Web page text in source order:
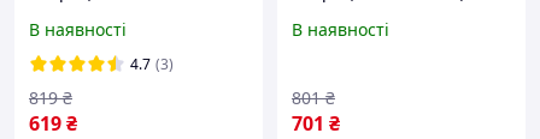
В наявності
4.7 (3)
619₴
819 ₴
В наявності
701 ₴
801 ₴